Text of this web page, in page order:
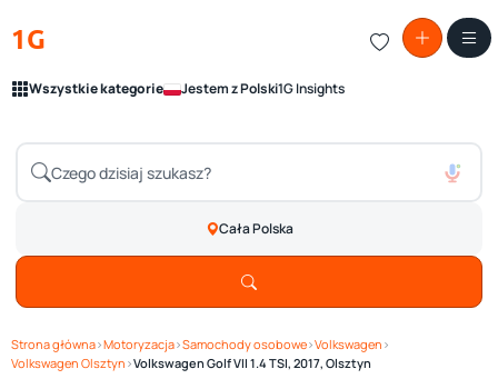
1G
Wszystkie kategorie Jestem z Polski1G Insights
Cała Polska
Strona główna›Motoryzacja›Samochody osobowe›Volkswagen ›
Volkswagen Olsztyn ›Volkswagen Golf VII 1.4 TSI, 2017, Olsztyn
1/ 4 Zobacz galerię